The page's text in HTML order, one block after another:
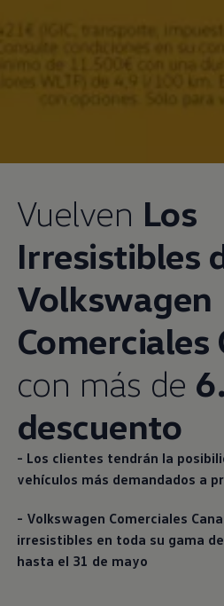
Vuelven Los
Irresistibles
Volkswagen
Comerciales
con más de
descuento
- Los clientes tendrán la
vehículos más demandados a
- Volkswagen Comerciales
irresistibles en toda su gama
hasta el 31 de mayo